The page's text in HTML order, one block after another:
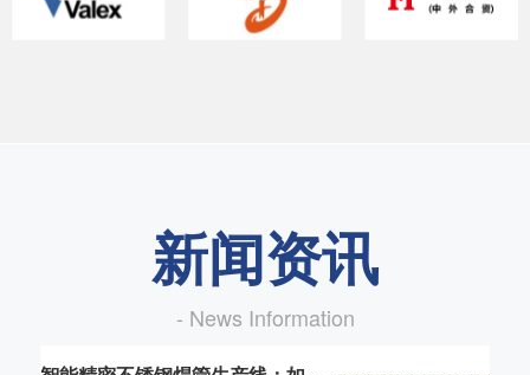
新闻资讯
- News Information